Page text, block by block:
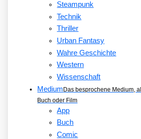
Steampunk
Technik
Thriller
Urban Fantasy
Wahre Geschichte
Western
Wissenschaft
MediumDas besprochene Medium,
Buch oder Film
App
Buch
Comic